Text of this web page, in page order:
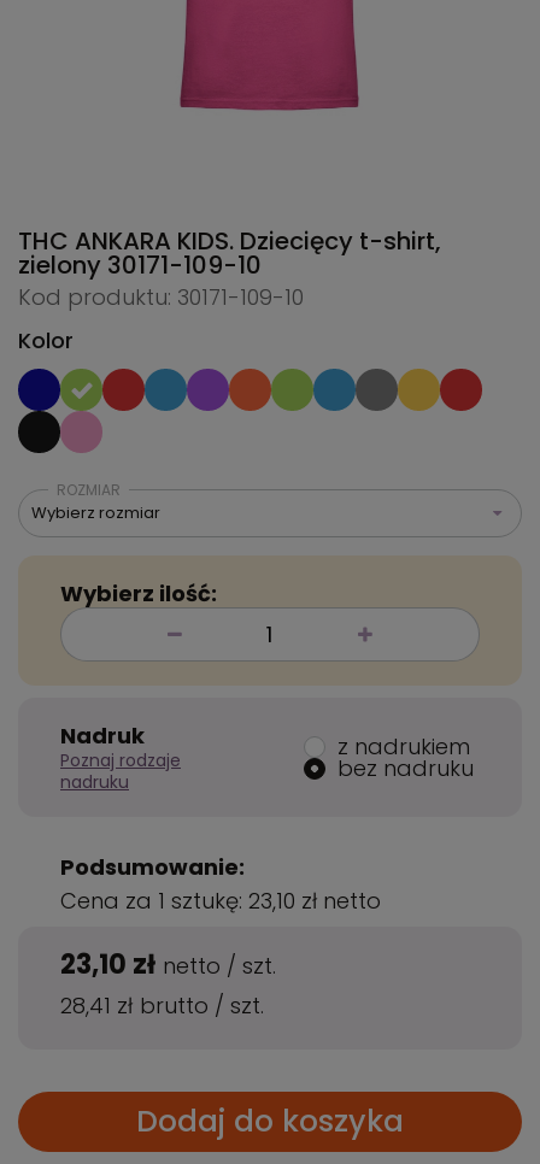
THC ANKARA KIDS. Dziecięcy t-shirt,
zielony 30171-109-10
Kod produktu: 30171-109-10
Kolor
ROZMIAR
Wybierz rozmiar
Wybierz ilość:
Nadruk
Poznaj rodzaje
nadruku
z nadrukiem
bez nadruku
Podsumowanie:
Cena za 1 sztukę: 23,10 zł netto
23,10 zł netto / szt.
28,41 zł brutto / szt.
Dodaj do koszyka